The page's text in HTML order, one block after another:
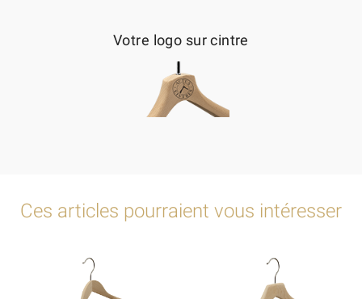
Votre logo sur cintre
Ces articles pourraient vous intéresser